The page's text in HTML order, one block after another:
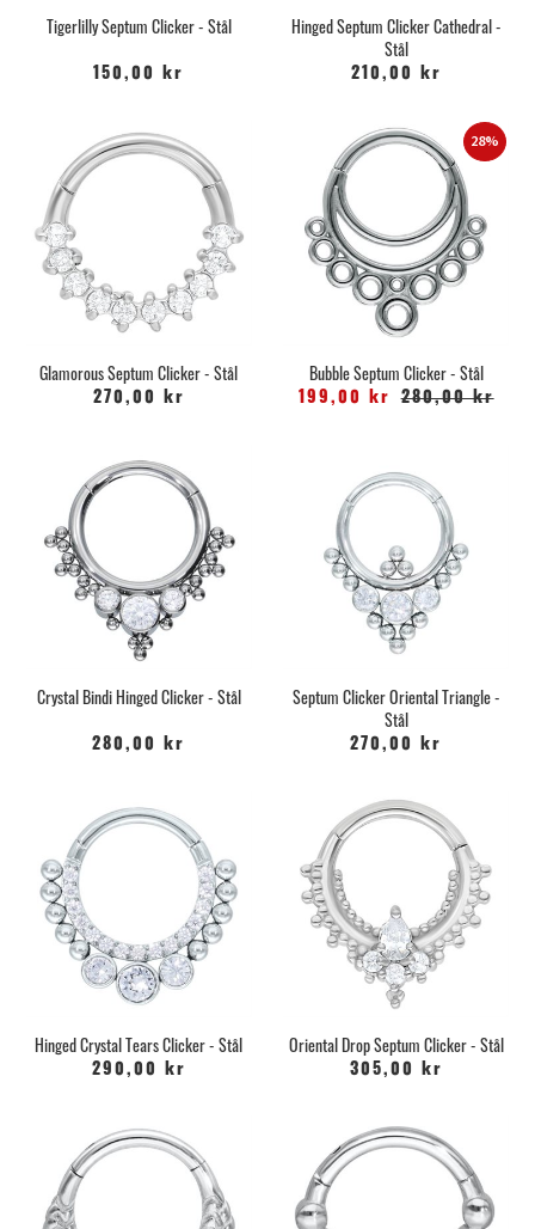
Tigerlilly Septum Clicker - Stål
150,00 kr
Hinged Septum Clicker Cathedral -
Stål
210,00 kr
Glamorous Septum Clicker - Stål
270,00 kr
28%
Bubble Septum Clicker - Stål
199,00 kr 280,00 kr
Crystal Bindi Hinged Clicker - Stål
280,00 kr
Septum Clicker Oriental Triangle -
Stål
270,00 kr
Hinged Crystal Tears Clicker - Stål
290,00 kr
Oriental Drop Septum Clicker - Stål
305,00 kr